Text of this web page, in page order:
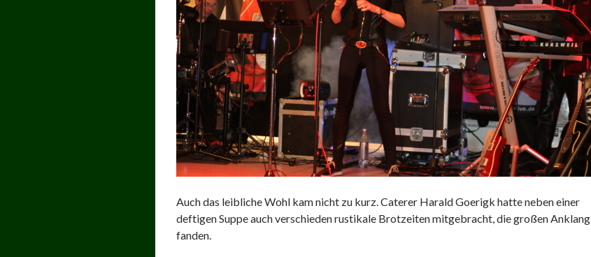
Auch das leibliche Wohl kam nicht zu kurz. Caterer Harald Goerigk hatte neben einer
deftigen Suppe auch verschieden rustikale Brotzeiten mitgebracht, die großen Anklang
fanden.